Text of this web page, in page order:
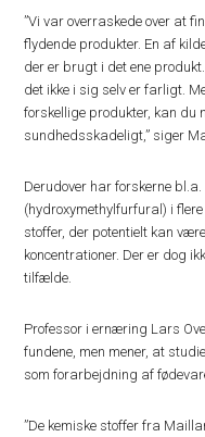
”Vi var overraskede over at
flydende produkter. En af
der er brugt i det ene
det ikke i sig selv er farligt.
forskellige produkter, kan du
sundhedsskadeligt,” siger
Derudover har forskerne
(hydroxymethylfurfural) i
stoffer, der potentielt kan
koncentrationer. Der er dog
tilfælde.
Professor i ernæring Lars
fundene, men mener, at
som forarbejdning af
”De kemiske stoffer fra